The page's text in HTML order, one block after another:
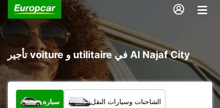
تأجير voiture و utilitaire في Al Najaf City
ما نوع المركبة؟
سيارة الشاحنات وسيارات النقل